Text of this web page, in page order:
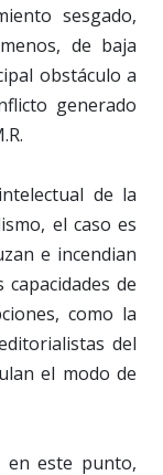
sesgado,
de baja
obstáculo a
generado
de la
el caso es
e incendian
de
como la
del
el modo de
en este punto,